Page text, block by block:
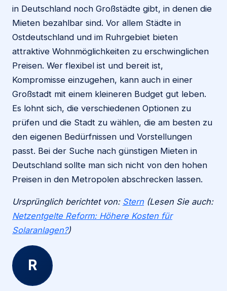
in Deutschland noch Großstädte gibt, in denen die
Mieten bezahlbar sind. Vor allem Städte in
Ostdeutschland und im Ruhrgebiet bieten
attraktive Wohnmöglichkeiten zu erschwinglichen
Preisen. Wer flexibel ist und bereit ist,
Kompromisse einzugehen, kann auch in einer
Großstadt mit einem kleineren Budget gut leben.
Es lohnt sich, die verschiedenen Optionen zu
prüfen und die Stadt zu wählen, die am besten zu
den eigenen Bedürfnissen und Vorstellungen
passt. Bei der Suche nach günstigen Mieten in
Deutschland sollte man sich nicht von den hohen
Preisen in den Metropolen abschrecken lassen.
Ursprünglich berichtet von: Stern (Lesen Sie auch:
Netzentgelte Reform: Höhere Kosten für
Solaranlagen?)
R